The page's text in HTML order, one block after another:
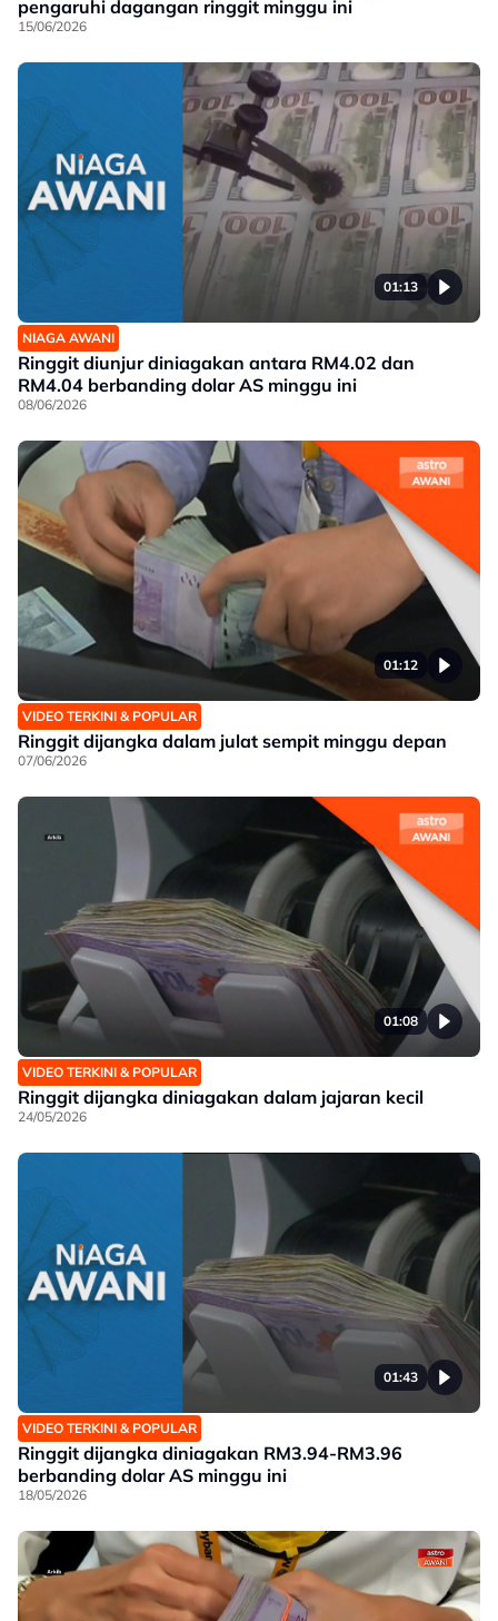
pengaruhi dagangan ringgit minggu ini
15/06/2026
01:13
NIAGA AWANI
Ringgit diunjur diniagakan antara RM4.02 dan
RM4.04 berbanding dolar AS minggu ini
08/06/2026
01:12
VIDEO TERKINI & POPULAR
Ringgit dijangka dalam julat sempit minggu depan
07/06/2026
01:08
VIDEO TERKINI & POPULAR
Ringgit dijangka diniagakan dalam jajaran kecil
24/05/2026
01:43
VIDEO TERKINI & POPULAR
Ringgit dijangka diniagakan RM3.94-RM3.96
berbanding dolar AS minggu ini
18/05/2026